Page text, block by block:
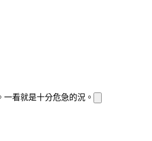
一看就是十分危急的況。